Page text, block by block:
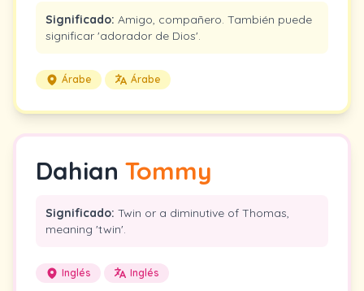
Significado: Amigo, compañero. También puede
significar 'adorador de Dios'.
Árabe Árabe
Dahian Tommy
Significado: Twin or a diminutive of Thomas,
meaning 'twin'.
Inglés Inglés